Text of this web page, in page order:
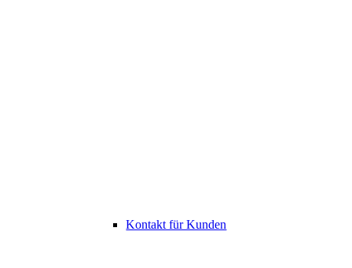
Kontakt für Kunden